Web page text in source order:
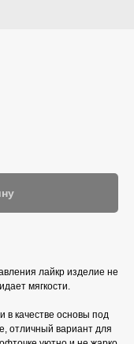
лайкр изделие не
мягкости.
в качестве основы под
отличный вариант для